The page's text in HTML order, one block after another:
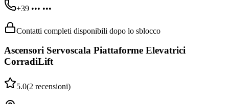
+39 ••• •••
Contatti completi disponibili dopo lo sblocco
Ascensori Servoscala Piattaforme Elevatrici
CorradiLift
5.0(2 recensioni)